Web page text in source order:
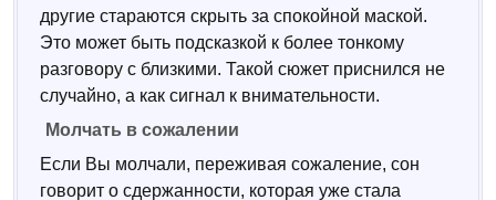
другие стараются скрыть за спокойной маской.
Это может быть подсказкой к более тонкому
разговору с близкими. Такой сюжет приснился не
случайно, а как сигнал к внимательности.
Молчать в сожалении
Если Вы молчали, переживая сожаление, сон
говорит о сдержанности, которая уже стала